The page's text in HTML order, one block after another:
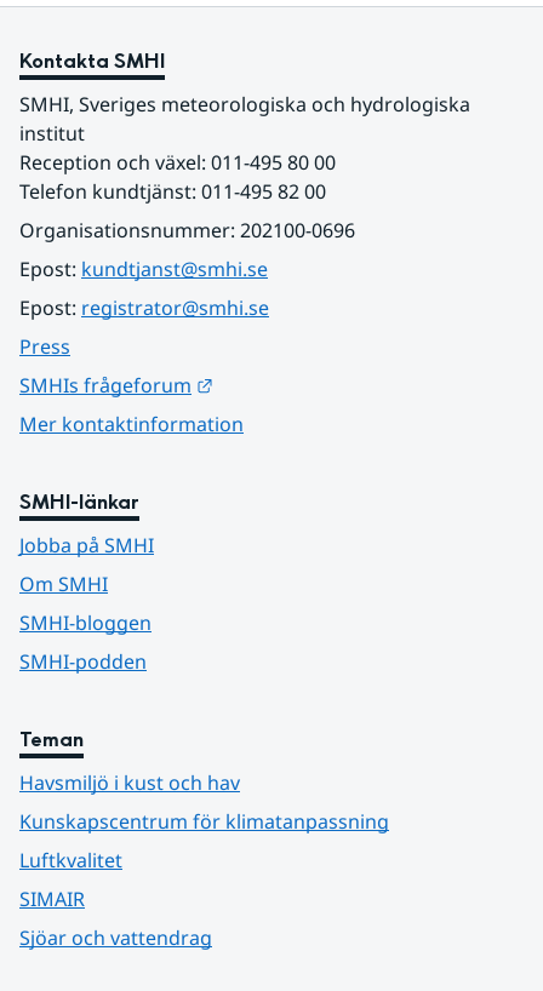
Kontakta SMHI
SMHI, Sveriges meteorologiska och hydrologiska
institut
Reception och växel: 011-495 80 00
Telefon kundtjänst: 011-495 82 00
Organisationsnummer: 202100-0696
Epost: kundtjanst@smhi.se
Epost: registrator@smhi.se
Press
SMHIs frågeforum
Mer kontaktinformation
SMHI-länkar
Jobba på SMHI
Om SMHI
SMHI-bloggen
SMHI-podden
Teman
Havsmiljö i kust och hav
Kunskapscentrum för klimatanpassning
Luftkvalitet
SIMAIR
Sjöar och vattendrag